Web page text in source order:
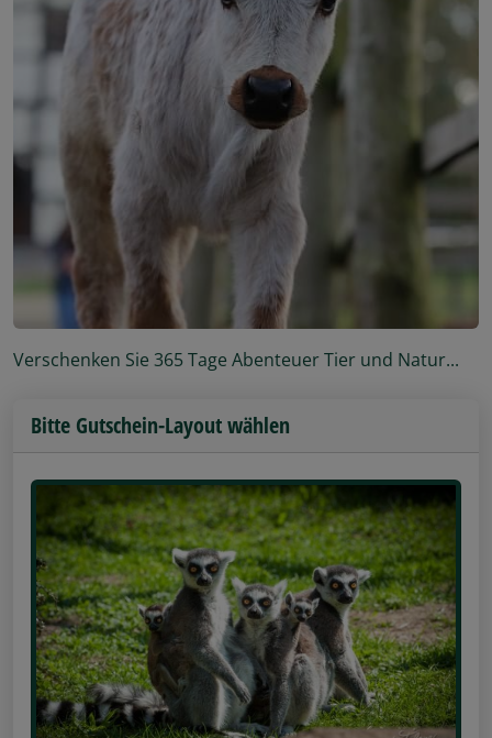
Verschenken Sie 365 Tage Abenteuer Tier und Natur...
Bitte Gutschein-Layout wählen